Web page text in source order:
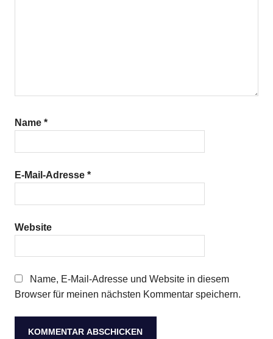
Name *
E-Mail-Adresse *
Website
Name, E-Mail-Adresse und Website in diesem
Browser für meinen nächsten Kommentar speichern.